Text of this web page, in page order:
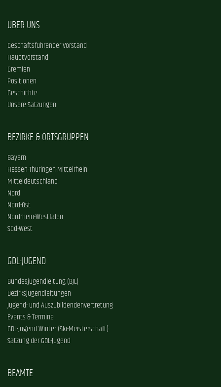
ÜBER UNS
Geschäftsführender Vorstand
Hauptvorstand
Gremien
Positionen
Geschichte
Unsere Satzungen
BEZIRKE & ORTSGRUPPEN
Bayern
Hessen-Thüringen-Mittelrhein
Mitteldeutschland
Nord
Nord-Ost
Nordrhein-Westfalen
Süd-West
GDL-JUGEND
Bundesjugendleitung (BJL)
Bezirksjugendleitungen
Jugend- und Auszubildendenvertretung
Events & Termine
GDL-Jugend Winter (Ski-Meisterschaft)
Satzung der GDL-Jugend
BEAMTE